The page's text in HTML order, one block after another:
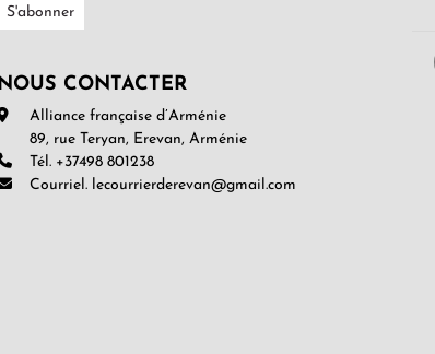
NOUS CONTACTER
Alliance française d’Arménie
89, rue Teryan, Erevan, Arménie
Tél. +37498 801238
Courriel. lecourrierderevan@gmail.com